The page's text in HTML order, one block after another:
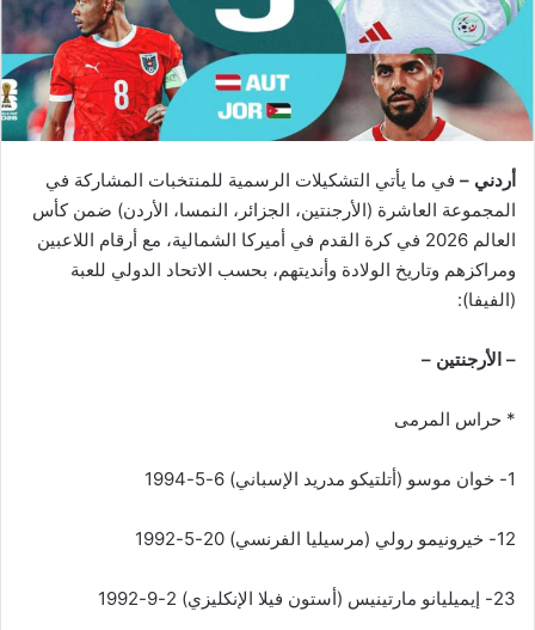
أردني – في ما يأتي التشكيلات الرسمية للمنتخبات المشاركة في
المجموعة العاشرة (الأرجنتين، الجزائر، النمسا، الأردن) ضمن كأس
العالم 2026 في كرة القدم في أميركا الشمالية، مع أرقام اللاعبين
ومراكزهم وتاريخ الولادة وأنديتهم، بحسب الاتحاد الدولي للعبة
(الفيفا):
– الأرجنتين –
* حراس المرمى
1- خوان موسو (أتلتيكو مدريد الإسباني) 6-5-1994
12- خيرونيمو رولي (مرسيليا الفرنسي) 20-5-1992
23- إيميليانو مارتينيس (أستون فيلا الإنكليزي) 2-9-1992